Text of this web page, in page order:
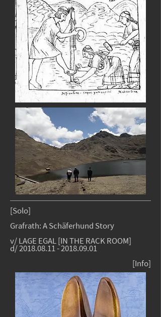
[Solo]
Grafrath: A Schäferhund Story
v/ LAGE EGAL [IN THE RACK ROOM]
d/ 2018.08.11 - 2018.09.01
Info